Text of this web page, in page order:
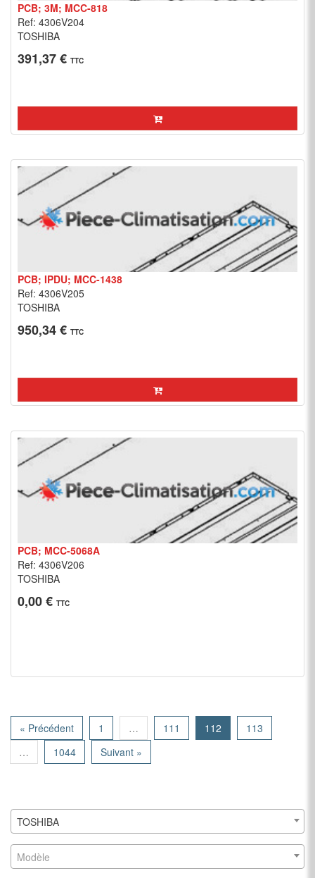
PCB; 3M; MCC-818
Ref: 4306V204
TOSHIBA
391,37 € TTC
PCB; IPDU; MCC-1438
Ref: 4306V205
TOSHIBA
950,34 € TTC
PCB; MCC-5068A
Ref: 4306V206
TOSHIBA
0,00 € TTC
« Précédent 1 … 111 112
113
…
1044 Suivant »
TOSHIBA
Modèle